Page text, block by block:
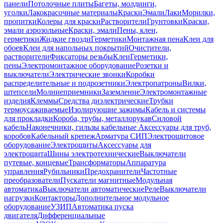
панелиПотолочные плитыБагеты, молдинги,
уголкиЛакокрасочные материалыКраскиЭмалиЛакиМорилки,
пропиткиКолеры для краскиРастворителиГрунтовкиКраски,
эмали аэрозольныеКраски, эмалиПены, клеи,
герметикиЖидкие гвоздиГерметикиМонтажная пенаКлеи для
обоевКлеи для напольных покрытийОчистители,
растворителиФиксаторы резьбыКлеиГерметики,
пеныЭлектромонтажное оборудованиеРозетки и
выключателиЭлектрические звонкиКоробки
распределительные и подрозетникиЭлектропатроныВилки,
штепселиМолниеприемникиЗаземлениеЭлектромонтажные
изделияКлеммыСредства диэлектрическиеТрубки
термоусаживаемыеИзолирующие зажимыКабель и системы
для прокладкиКороба, трубы, металлорукавСиловой
кабельНаконечники, гильзы кабельные Аксессуары для труб,
коробовКабельный крепежАрматура СИПЭлектрощитовое
оборудованиеЭлектрощитыАксессуары для
электрощитаШины электротехническиеВыключатели
путевые, концевыеТрансформаторыАппаратура
управленияРубильникиПредохранителиЧастотные
преобразователиПускатели магнитныеМодульная
автоматикаВыключатели автоматическиеРелеВыключатели
нагрузкиКонтакторыДополнительное модульное
оборудованиеУЗИПАвтоматика пуска
двигателяДифференциальные